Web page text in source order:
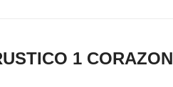
1 CORAZON